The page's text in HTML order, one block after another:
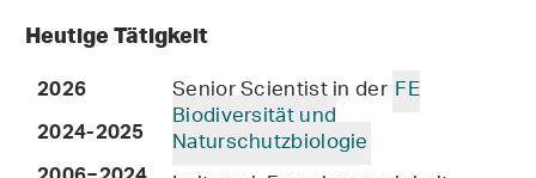
Heutige Tätigkeit
2026
2024-2025
Senior Scientist in derFE
Biodiversität und
Naturschutzbiologie